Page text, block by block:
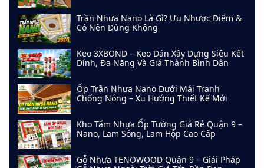
Trần Nhựa Nano Là Gì? Ưu Nhược Điểm &
Có Nên Dùng Không
Keo 3XBOND – Keo Dán Xây Dựng Siêu Kết
Dính, Đa Năng Và Giá Thành Bình Dân
Ốp Trần Nhựa Nano Dưới Mái Tranh
Chống Nóng – Xu Hướng Thiết Kế Mới
Kho Tấm Nhựa Ốp Tường Giá Rẻ Quận 9 –
Nano, Lam Sóng, Lam Hộp Cao Cấp
Gỗ Nhựa TENOWOOD Quận 9 – Giải Pháp